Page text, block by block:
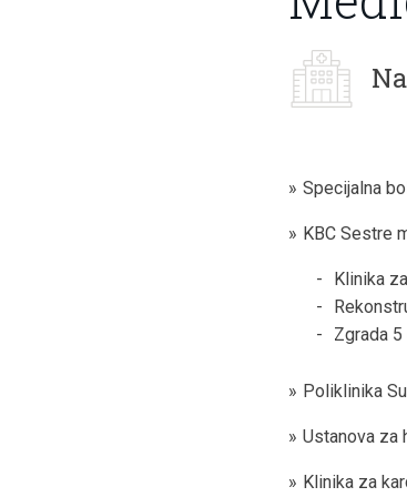
Specijalna
KBC Sestre
Klinika
Zgrada
Poliklinika
Ustanova za
Klinika za